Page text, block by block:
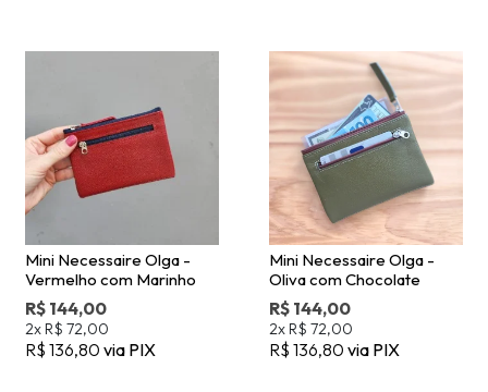
Mini Necessaire Olga -
Vermelho com Marinho
R$ 144,00
2x R$ 72,00
R$ 136,80 via PIX
Mini Necessaire Olga -
Oliva com Chocolate
R$ 144,00
2x R$ 72,00
R$ 136,80 via PIX